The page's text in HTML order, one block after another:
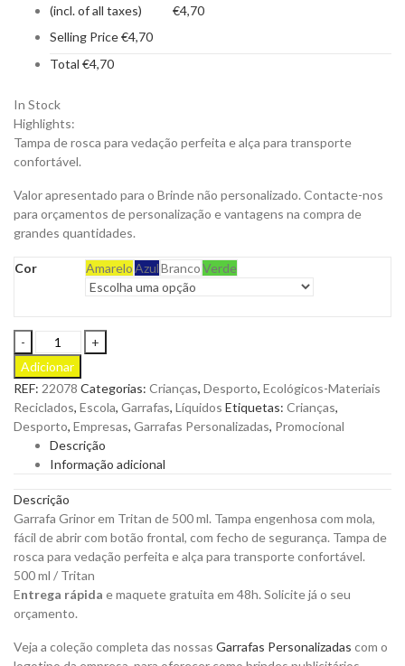
(incl. of all taxes)
€4,70
Selling Price€4,70
Total €4,70
In Stock
Highlights:
Tampa de rosca para vedação perfeita e alça para transporte
confortável.
Valor apresentado para o Brinde não personalizado. Contacte-nos
para orçamentos de personalização e vantagens na compra de
grandes quantidades.
Cor AmareloAzulBrancoVerde
Garrafa
Grinor
em
Tritan
de
500
ml
Kids
Personalizar
quantity
Adicionar
REF: 22078 Categorias: Crianças, Desporto, Ecológicos-Materiais
Reciclados, Escola, Garrafas, Líquidos Etiquetas: Crianças,
Desporto, Empresas, Garrafas Personalizadas, Promocional
Descrição
Informação adicional
Descrição
Garrafa Grinor em Tritan de 500 ml. Tampa engenhosa com mola,
fácil de abrir com botão frontal, com fecho de segurança. Tampa de
rosca para vedação perfeita e alça para transporte confortável.
500 ml / Tritan
Entrega rápida e maquete gratuita em 48h. Solicite já o seu
orçamento.
Veja a coleção completa das nossas Garrafas Personalizadas com o